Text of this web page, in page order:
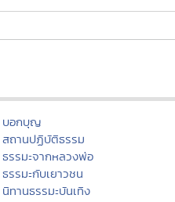
บอกบุญ
สถานปฏิบัติธรรม
ธรรมะจากหลวงพ่อ
ธรรมะกับเยาวชน
นิทานธรรมะบันเทิง